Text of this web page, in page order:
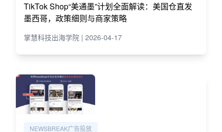
TikTok Shop“美通墨”计划全面解读：美国仓直发
墨西哥，政策细则与商家策略
掌慧科技出海学院 | 2026-04-17
NEWSBREAK广告投放